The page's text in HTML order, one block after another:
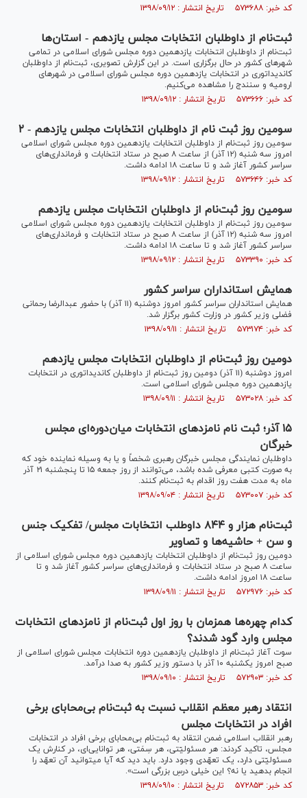
کد خبر: ۵۷۳۶۸۸ تاریخ انتشار : ۱۳۹۸/۰۹/۱۲
ثبت‌نام از داوطلبان انتخابات مجلس یازدهم - استان‌ها
ثبت‌نام از داوطلبان انتخابات یازدهمین دوره مجلس شورای اسلامی در تمامی
شهر‌های کشور در حال برگزاری است. در این گزارش تصویری، ثبت‌نام از داوطلبان
کاندیداتوری در انتخابات یازدهمین دوره مجلس شورای اسلامی در شهر‌های
ارومیه و سنندج را مشاهده می‌کنیم.
کد خبر: ۵۷۳۶۶۶ تاریخ انتشار : ۱۳۹۸/۰۹/۱۲
سومین روز ثبت نام از داوطلبان انتخابات مجلس یازدهم - ۲
سومین روز ثبت‌نام از داوطلبان انتخابات یازدهمین دوره مجلس شورای اسلامی
امروز سه شنبه (۱۲ آذر) از ساعت ۸ صبح در ستاد انتخابات و فرمانداری‌های
سراسر کشور آغاز شد و تا ساعت ۱۸ ادامه داشت.
کد خبر: ۵۷۳۶۴۶ تاریخ انتشار : ۱۳۹۸/۰۹/۱۲
سومین روز ثبت‌نام از داوطلبان انتخابات مجلس یازدهم
سومین روز ثبت‌نام از داوطلبان انتخابات یازدهمین دوره مجلس شورای اسلامی
امروز سه شنبه (۱۲ آذر) از ساعت ۸ صبح در ستاد انتخابات و فرمانداری‌های
سراسر کشور آغاز شد و تا ساعت ۱۸ ادامه داشت.
کد خبر: ۵۷۳۳۹۰ تاریخ انتشار : ۱۳۹۸/۰۹/۱۲
همایش استانداران سراسر کشور
همایش استانداران سراسر کشور امروز دوشنبه (۱۱ آذر) با حضور عبدالرضا رحمانی
فضلی وزیر کشور در وزارت کشور برگزار شد.
کد خبر: ۵۷۳۱۷۴ تاریخ انتشار : ۱۳۹۸/۰۹/۱۱
دومین روز ثبت‌نام از داوطلبان انتخابات مجلس یازدهم
امروز دوشنبه (۱۱ آذر) دومین روز ثبت‌نام از داوطلبان کاندیداتوری در انتخابات
یازدهمین دوره مجلس شورای اسلامی است.
کد خبر: ۵۷۳۰۲۸ تاریخ انتشار : ۱۳۹۸/۰۹/۱۱
۱۵ آذر؛ ثبت نام نامزدهای انتخابات میان‌دوره‌ای مجلس
خبرگان
داوطلبان نمایندگی مجلس خبرگان رهبری شخصاً و یا به وسیله نماینده خود که
به صورت کتبی معرفی شده‌ باشد، می‌توانند از روز جمعه ۱۵ تا پنجشنبه ۲۱ آذر
ماه به مدت هفت روز اقدام به ثبت‌نام کنند.
کد خبر: ۵۷۳۰۰۷ تاریخ انتشار : ۱۳۹۸/۰۹/۰۴
ثبت‌نام هزار و ۸۴۴ داوطلب انتخابات مجلس/ تفکیک‌ جنس
و سن + حاشیه‌ها و تصاویر
دومین روز ثبت‌نام از داوطلبان انتخابات یازدهمین دوره مجلس شورای اسلامی از
ساعت ۸ صبح در ستاد انتخابات و فرمانداری‌های سراسر کشور آغاز شد و تا
ساعت ۱۸ امروز ادامه داشت.
کد خبر: ۵۷۲۹۷۶ تاریخ انتشار : ۱۳۹۸/۰۹/۱۱
کدام چهره‌ها همزمان با روز اول ثبت‌نام از نامزدهای انتخابات
مجلس وارد گود شدند؟
سوت آغاز ثبت‌نام از داوطلبان یازدهمین دوره انتخابات مجلس شورای اسلامی از
صبح امروز یکشنبه ۱۰ آذر با دستور وزیر کشور به صدا درآمد.
کد خبر: ۵۷۲۹۰۳ تاریخ انتشار : ۱۳۹۸/۰۹/۱۰
انتقاد رهبر معظم انقلاب نسبت به ثبت‌نام بی‌محابای برخی
افراد در انتخابات مجلس
رهبر انقلاب اسلامی ضمن انتقاد به ثبت‌نام بی‌محابای برخی افراد در انتخابات
مجلس، تاکید کردند: هر مسئولیّتی، هر سِمَتی، هر توانایی‌ای، در کنارش یک
مسئولیّتی دارد، یک تعهّدی وجود دارد. باید دید که آیا میتوانید آن تعهّد را
انجام بدهید یا نه؟ این خیلی درسِ بزرگی است».
کد خبر: ۵۷۲۸۵۳ تاریخ انتشار : ۱۳۹۸/۰۹/۱۰